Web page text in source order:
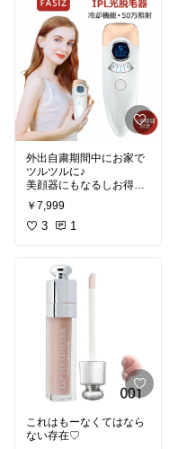
外出自粛期間中にお家で
ツルツルに♪
美顔器にもなるしお得
#買ってよかった
￥7,999
3 1
これはもーなくてはなら
ない存在♡